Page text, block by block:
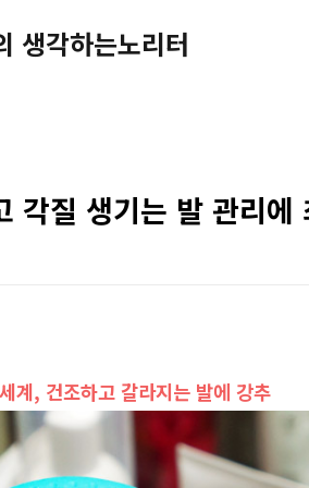
생각하는노리터
각질 생기는 발 관리에
계, 건조하고 갈라지는 발에 강추